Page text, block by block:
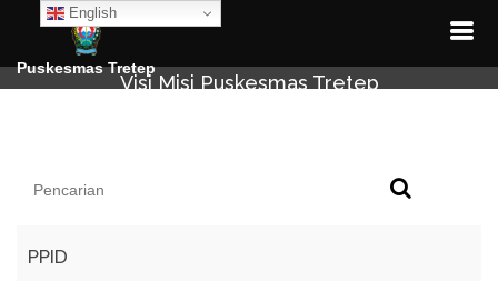
English
Puskesmas Tretep
Visi Misi Puskesmas Tretep
PPID